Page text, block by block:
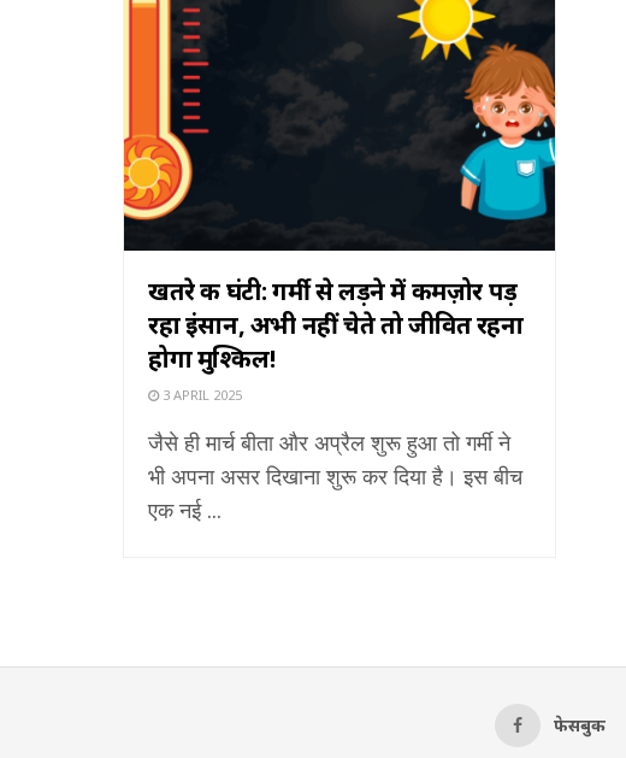
खतरे की घंटी: गर्मी से लड़ने में कमज़ोर पड़
रहा इंसान, अभी नहीं चेते तो जीवित रहना
होगा मुश्किल!
3 APRIL 2025
जैसे ही मार्च बीता और अप्रैल शुरू हुआ तो गर्मी ने
भी अपना असर दिखाना शुरू कर दिया है। इस बीच
एक नई ...
फेसबुक